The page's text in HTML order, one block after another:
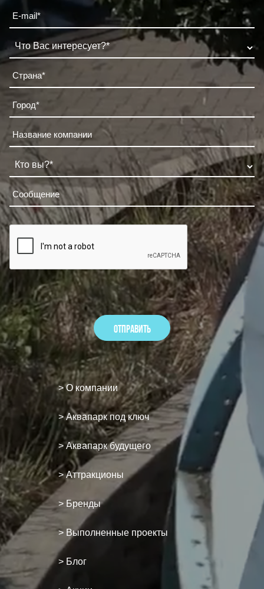
> О компании
> Аквапарк под ключ
> Аквапарк будущего
> Аттракционы
> Бренды
> Выполненные проекты
> Блог